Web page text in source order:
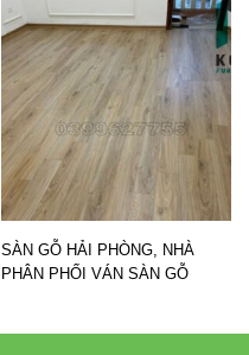
SÀN GỖ HẢI PHÒNG, NHÀ
PHÂN PHỐI VÁN SÀN GỖ